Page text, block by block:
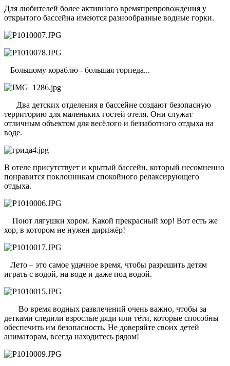
Для любителей более активного времяпрепровождения у
открытого бассейна имеются разнообразные водные горки.
Большому кораблю - большая торпеда...
Два детских отделения в бассейне создают безопасную
территорию для маленьких гостей отеля. Они служат
отличным объектом для весёлого и беззаботного отдыха на
воде.
В отеле присутствует и крытый бассейн, который несомненно
понравится поклонникам спокойного релаксирующего
отдыха.
Поют лягушки хором. Какой прекрасный хор! Вот есть же
хор, в котором не нужен дирижёр!
Лето – это самое удачное время, чтобы разрешить детям
играть с водой, на воде и даже под водой.
Во время водных развлечений очень важно, чтобы за
детками следили взрослые дяди или тёти, которые способны
обеспечить им безопасность. Не доверяйте своих детей
аниматорам, всегда находитесь рядом!